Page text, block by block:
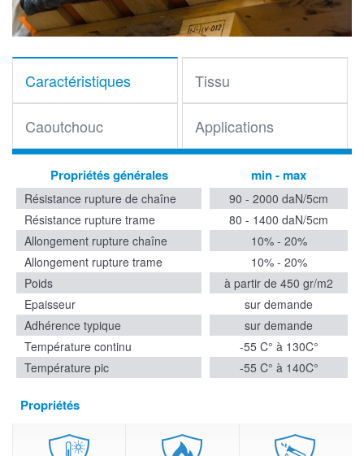
Caractéristiques Tissu
Caoutchouc Applications
Propriétés générales min - max
Résistance rupture de chaîne
90 - 2000 daN/5cm
Résistance rupture trame
80 - 1400 daN/5cm
Allongement rupture chaîne
10% - 20%
Allongement rupture trame
10% - 20%
Poids
à partir de 450 gr/m2
Epaisseur
sur demande
Adhérence typique
sur demande
Température continu
-55 C° à 130C°
Température pic
-55 C° à 140C°
Propriétés